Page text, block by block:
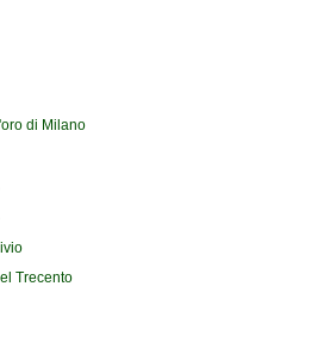
di Milano
Trecento